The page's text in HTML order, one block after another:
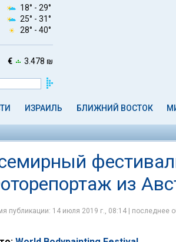
18° - 29°
25° - 31°
28° - 40°
€ 3.478 ₪
ИЗРАИЛЬ БЛИЖНИЙ ВОСТОК
из
публикации: 14 июля 2019 г., 08:14 | последнее